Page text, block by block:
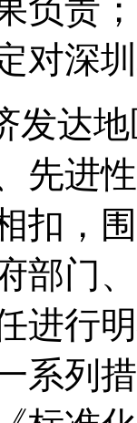
负责
对深
发达
先进
扣，
部门
进行
系列